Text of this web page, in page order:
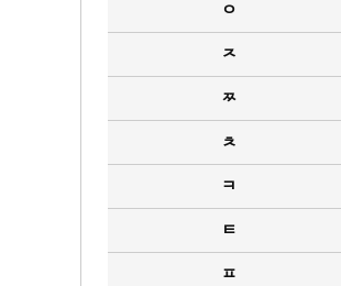
ㅇ
ㅈ
ㅉ
ㅊ
ㅋ
ㅌ
ㅍ